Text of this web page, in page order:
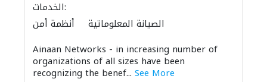
الخدمات:
أنظمة أمن
الصيانة المعلوماتية
Ainaan Networks - in increasing number of
organizations of all sizes have been
recognizing the benef... See More